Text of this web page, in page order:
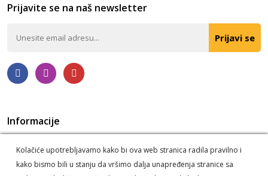
Prijavite se na naš newsletter
Prijavi se
Informacije
Politika privatnosti
Korišćenje kolačića
O nama
Postupak reklamacije i odustanka
Kolačiće upotrebljavamo kako bi ova web stranica radila pravilno i
kako bismo bili u stanju da vršimo dalja unapređenja stranice sa